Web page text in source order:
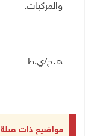
والمركبات.
—
هـ.ح/ي.ط
مواضيع ذات صلة